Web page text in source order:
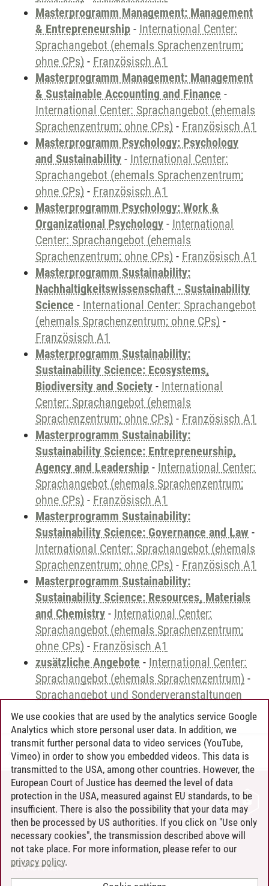
Masterprogramm Management: Management
& Entrepreneurship - International Center:
Sprachangebot (ehemals Sprachenzentrum;
ohne CPs) - Französisch A1
Masterprogramm Management: Management
& Sustainable Accounting and Finance -
International Center: Sprachangebot (ehemals
Sprachenzentrum; ohne CPs) - Französisch A1
Masterprogramm Psychology: Psychology
and Sustainability - International Center:
Sprachangebot (ehemals Sprachenzentrum;
ohne CPs) - Französisch A1
Masterprogramm Psychology: Work &
Organizational Psychology - International
Center: Sprachangebot (ehemals
Sprachenzentrum; ohne CPs) - Französisch A1
Masterprogramm Sustainability:
Nachhaltigkeitswissenschaft - Sustainability
Science - International Center: Sprachangebot
(ehemals Sprachenzentrum; ohne CPs) -
Französisch A1
Masterprogramm Sustainability:
Sustainability Science: Ecosystems,
Biodiversity and Society - International
Center: Sprachangebot (ehemals
Sprachenzentrum; ohne CPs) - Französisch A1
Masterprogramm Sustainability:
Sustainability Science: Entrepreneurship,
Agency and Leadership - International Center:
Sprachangebot (ehemals Sprachenzentrum;
ohne CPs) - Französisch A1
Masterprogramm Sustainability:
Sustainability Science: Governance and Law -
International Center: Sprachangebot (ehemals
Sprachenzentrum; ohne CPs) - Französisch A1
Masterprogramm Sustainability:
Sustainability Science: Resources, Materials
and Chemistry - International Center:
Sprachangebot (ehemals Sprachenzentrum;
ohne CPs) - Französisch A1
zusätzliche Angebote - International Center:
Sprachangebot (ehemals Sprachenzentrum) -
Sprachangebot und Sonderveranstaltungen
Andreea Tribel 30.06.2024
CONTACT
LEUPHANA AS EMPLOYER
INTRANET
SITE NOTICE
PRIVACY POLICY
We use cookies that are used by the analytics service Google
Analytics which store personal user data. In addition, we
transmit further personal data to video services (YouTube,
Vimeo) in order to show you embedded videos. This data is
transmitted to the USA, among other countries. However, the
European Court of Justice has deemed the level of data
protection in the USA, measured against EU standards, to be
insufficient. There is also the possibility that your data may
then be processed by US authorities. If you click on "Use only
necessary cookies", the transmission described above will
not take place. For more information, please refer to our
privacy policy.